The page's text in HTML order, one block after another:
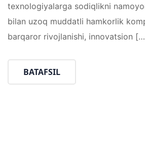
texnologiyalarga sodiqlikni
bilan uzoq muddatli hamkorlik
barqaror rivojlanishi, innovatsion
BATAFSIL